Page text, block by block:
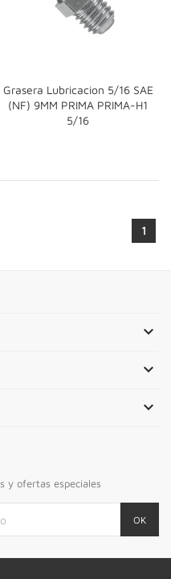
Grasera Lubricacion 5/16 SAE
(NF) 9MM PRIMA PRIMA-H1
5/16
1



y ofertas especiales